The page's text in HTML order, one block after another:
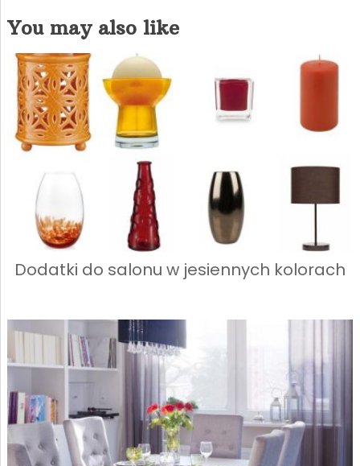
You may also like
Dodatki do salonu w jesiennych kolorach